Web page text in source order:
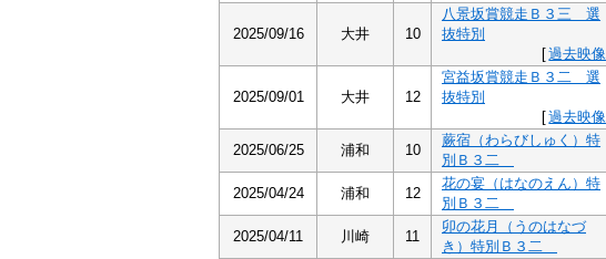
2025/09/16 大井 10
八景坂賞競走Ｂ３三 選
抜特別
[過去映像
2025/09/01 大井 12
宮益坂賞競走Ｂ３二 選
抜特別
[過去映像
2025/06/25 浦和 10
蕨宿（わらびしゅく）特
別Ｂ３二
2025/04/24 浦和 12
花の宴（はなのえん）特
別Ｂ３二
2025/04/11 川崎 11
卯の花月（うのはなづ
き）特別Ｂ３二